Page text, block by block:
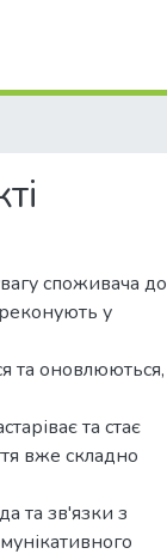
споживача до
у
та оновлюються,
та стає
вже складно
та зв'язки з